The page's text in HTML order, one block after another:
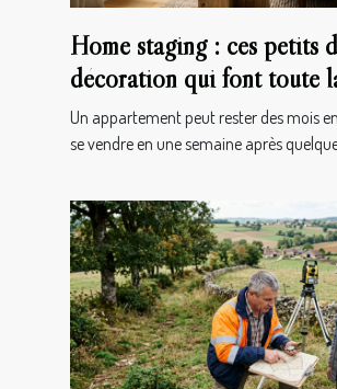
Home staging : ces petits
décoration qui font toute
différence
Un appartement peut rester des mois
se vendre en une semaine après